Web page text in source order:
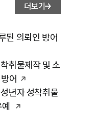
더보기
된 의뢰인 방어
취물제작 및 소
어
년자 성착취물